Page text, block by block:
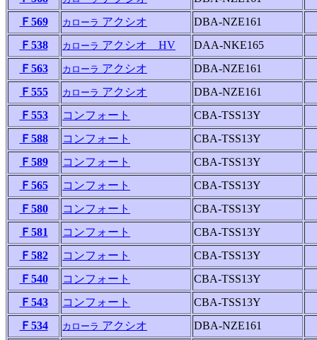
Ｆ569
カローラ アクシオ
DBA-NZE161
Ｆ538
カローラ アクシオ HV
DAA-NKE165
Ｆ563
カローラ アクシオ
DBA-NZE161
Ｆ555
カローラ アクシオ
DBA-NZE161
Ｆ553
コンフォート
CBA-TSS13Y
Ｆ588
コンフォート
CBA-TSS13Y
Ｆ589
コンフォート
CBA-TSS13Y
Ｆ565
コンフォート
CBA-TSS13Y
Ｆ580
コンフォート
CBA-TSS13Y
Ｆ581
コンフォート
CBA-TSS13Y
Ｆ582
コンフォート
CBA-TSS13Y
Ｆ540
コンフォート
CBA-TSS13Y
Ｆ543
コンフォート
CBA-TSS13Y
Ｆ534
カローラ アクシオ
DBA-NZE161